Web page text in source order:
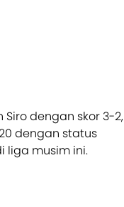
Siro dengan skor 3-2,
dengan status
liga musim ini.